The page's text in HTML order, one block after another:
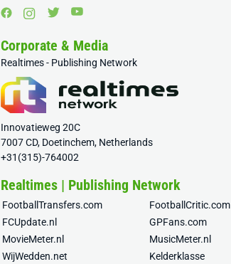
Corporate & Media
Realtimes - Publishing Network
Innovatieweg 20C
7007 CD, Doetinchem, Netherlands
+31(315)-764002
Realtimes | Publishing Network
FootballTransfers.com
FootballCritic.com
FCUpdate.nl
GPFans.com
MovieMeter.nl
MusicMeter.nl
WijWedden.net
Kelderklasse